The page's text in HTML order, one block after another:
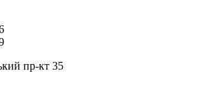
пр-кт 35